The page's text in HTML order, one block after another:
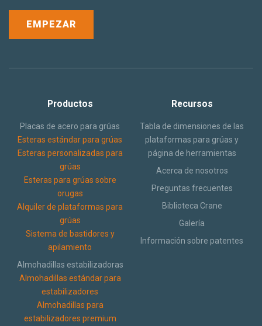
Productos
Placas de acero para grúas
Esteras estándar para grúas
Esteras personalizadas para
grúas
Esteras para grúas sobre
orugas
Alquiler de plataformas para
grúas
Sistema de bastidores y
apilamiento
Almohadillas estabilizadoras
Almohadillas estándar para
estabilizadores
Almohadillas para
estabilizadores premium
Recursos
Tabla de dimensiones de las
plataformas para grúas y
página de herramientas
Acerca de nosotros
Preguntas frecuentes
Biblioteca Crane
Galería
Información sobre patentes